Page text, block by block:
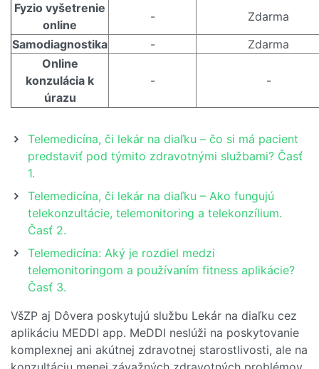
Fyzio vyšetrenie
online
-
Zdarma
Samodiagnostika
-
Zdarma
Online
konzulácia k
úrazu
- -
Telemedicína, či lekár na diaľku – čo si má pacient
predstaviť pod týmito zdravotnými službami? Časť
1.
Telemedicína, či lekár na diaľku – Ako fungujú
telekonzultácie, telemonitoring a telekonzílium.
Časť 2.
Telemedicína: Aký je rozdiel medzi
telemonitoringom a používaním fitness aplikácie?
Časť 3.
VšZP aj Dôvera poskytujú službu Lekár na diaľku cez
aplikáciu MEDDI app. MeDDI neslúži na poskytovanie
komplexnej ani akútnej zdravotnej starostlivosti, ale na